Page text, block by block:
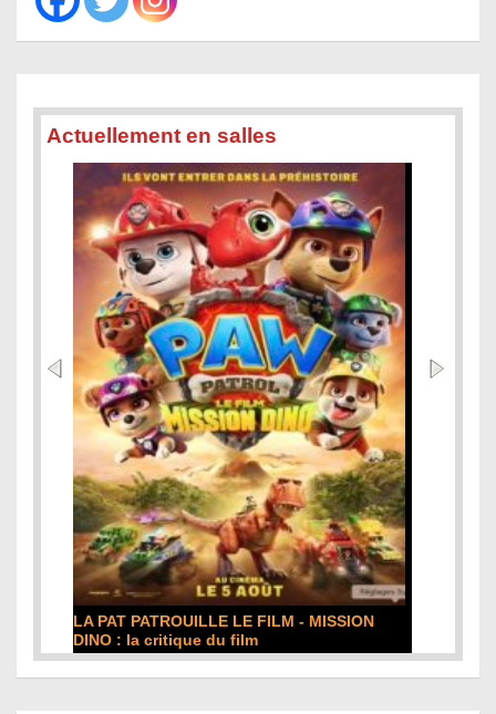
Actuellement en salles
DE LA COMÉDIE-FRANÇAISE : la critique du
film